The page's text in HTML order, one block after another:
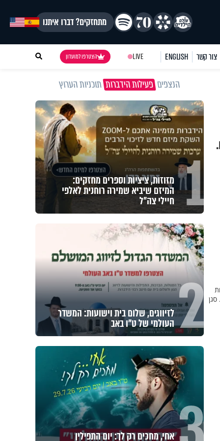
מתחזקים? דברו איתנו
צור קשר ENGLISH
LIVE הצטרפו למועדון
הנצפיםפעילות הידברותתוכניות הערוץ
1 מזוזות, ציציות וספרים מחזקים:
המיזם שיביא שמירה רוחנית לאלפי
חיילי צה"ל
2 לזיווגים, שלום בית וישועות: המשדר
העולמי של ט"ו באב
אחי, מחכים רק לך: יום התפילין